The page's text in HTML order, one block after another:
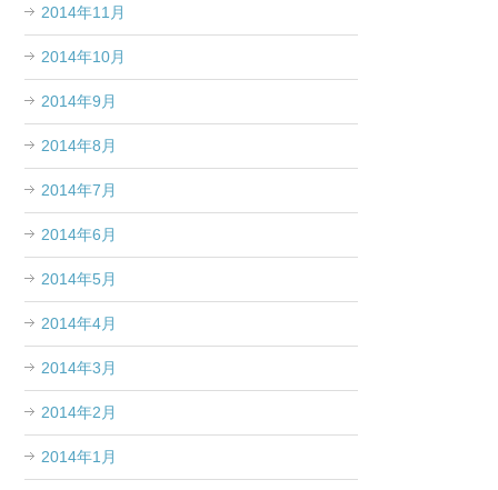
2014年11月
2014年10月
2014年9月
2014年8月
2014年7月
2014年6月
2014年5月
2014年4月
2014年3月
2014年2月
2014年1月